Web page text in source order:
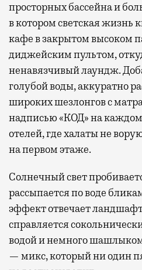
просторных бассейна и
в котором светская жизнь
кафе в закрытом высоком
диджейским пультом,
ненавязчивый лаундж.
голубой воды, аккуратно
широких шезлонгов с
надписью «КОД» на
отелей, где халаты не
на первом этаже.
Солнечный свет
рассыпается по воде
эффект отвечает
справляется
водой и немного шашлыком
— микс, который ни один